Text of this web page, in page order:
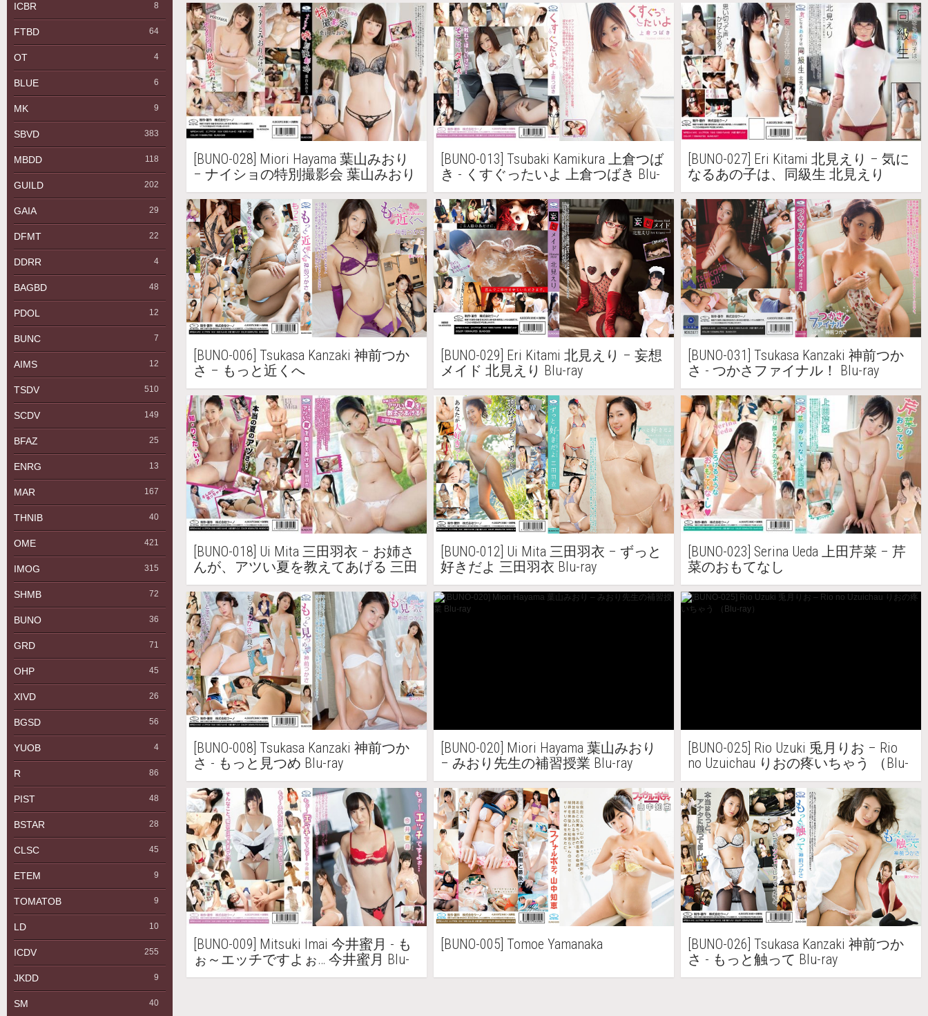
ICBR 8
FTBD 64
OT 4
BLUE 6
MK 9
SBVD 383
MBDD 118
GUILD 202
GAIA 29
DFMT 22
DDRR 4
BAGBD 48
PDOL 12
BUNC 7
AIMS 12
TSDV 510
SCDV 149
BFAZ 25
ENRG 13
MAR 167
THNIB 40
OME 421
IMOG 315
SHMB 72
BUNO 36
GRD 71
OHP 45
XIVD 26
BGSD 56
YUOB 4
R 86
PIST 48
BSTAR 28
CLSC 45
ETEM 9
TOMATOB 9
LD 10
ICDV 255
JKDD 9
SM 40
[BUNO-028] Miori Hayama 葉山みおり
– ナイショの特別撮影会 葉山みおり
Blu-ray
[BUNO-013] Tsubaki Kamikura 上倉つば
き - くすぐったいよ 上倉つばき Blu-
ray
[BUNO-027] Eri Kitami 北見えり – 気に
なるあの子は、同級生 北見えり
[BUNO-006] Tsukasa Kanzaki 神前つか
さ – もっと近くへ
[BUNO-029] Eri Kitami 北見えり – 妄想
メイド 北見えり Blu-ray
[BUNO-031] Tsukasa Kanzaki 神前つか
さ - つかさファイナル！ Blu-ray
[BUNO-018] Ui Mita 三田羽衣 – お姉さ
んが、アツい夏を教えてあげる 三田
羽衣 Blu-ray
[BUNO-012] Ui Mita 三田羽衣 – ずっと
好きだよ 三田羽衣 Blu-ray
[BUNO-023] Serina Ueda 上田芹菜 – 芹
菜のおもてなし
[BUNO-008] Tsukasa Kanzaki 神前つか
さ - もっと見つめ Blu-ray
[BUNO-020] Miori Hayama 葉山みおり
– みおり先生の補習授業 Blu-ray
[BUNO-025] Rio Uzuki 兎月りお – Rio
no Uzuichau りおの疼いちゃう （Blu-
ray）
[BUNO-009] Mitsuki Imai 今井蜜月 - も
ぉ～エッチですよぉ… 今井蜜月 Blu-
ray
[BUNO-005] Tomoe Yamanaka
[BUNO-026] Tsukasa Kanzaki 神前つか
さ - もっと触って Blu-ray